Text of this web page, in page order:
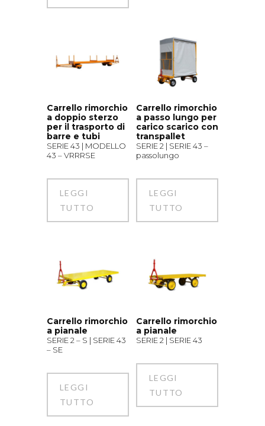
Carrello rimorchio
a doppio sterzo
per il trasporto di
barre e tubi
SERIE 43 | MODELLO
43 – VRRRSE
LEGGI
TUTTO
Carrello rimorchio
a passo lungo per
carico scarico con
transpallet
SERIE 2 | SERIE 43 –
passolungo
LEGGI
TUTTO
Carrello rimorchio
a pianale
SERIE 2 – S | SERIE 43
– SE
LEGGI
TUTTO
Carrello rimorchio
a pianale
SERIE 2 | SERIE 43
LEGGI
TUTTO